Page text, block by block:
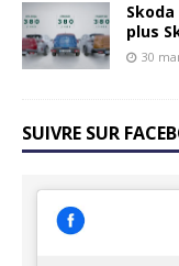
plus
30
SUIVRE SUR